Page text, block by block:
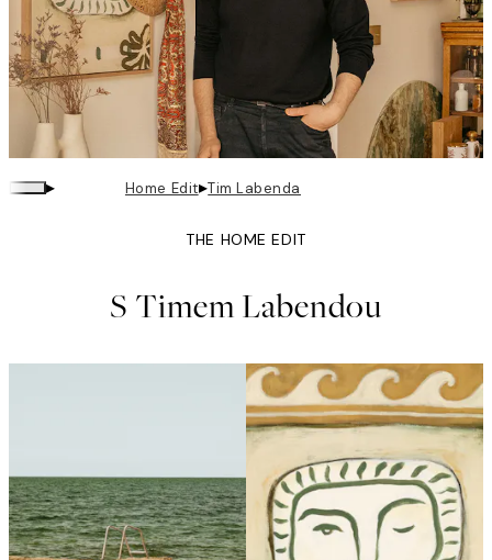
▸ Home Edit▸Tim Labenda
THE HOME EDIT
S Timem Labendou